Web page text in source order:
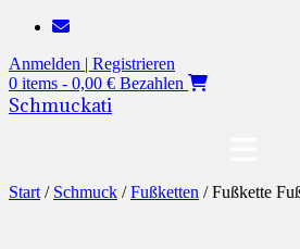
Zum
springen
Anmelden | Registrieren
0 items - 0,00 € Bezahlen
Schmuckati
Start / Schmuck /Fußketten / Fußkette